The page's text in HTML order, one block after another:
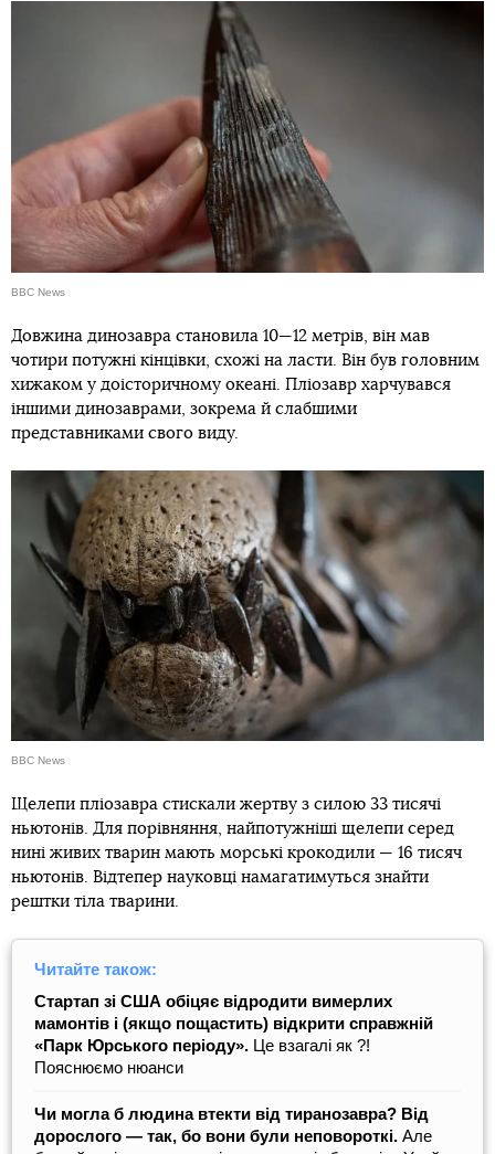
BBC News
Довжина динозавра становила 10—12 метрів, він мав
чотири потужні кінцівки, схожі на ласти. Він був головним
хижаком у доісторичному океані. Пліозавр харчувався
іншими динозаврами, зокрема й слабшими
представниками свого виду.
BBC News
Щелепи пліозавра стискали жертву з силою 33 тисячі
ньютонів. Для порівняння, найпотужніші щелепи серед
нині живих тварин мають морські крокодили — 16 тисяч
ньютонів. Відтепер науковці намагатимуться знайти
рештки тіла тварини.
Читайте також:
Стартап зі США обіцяє відродити вимерлих
мамонтів і (якщо пощастить) відкрити справжній
«Парк Юрського періоду». Це взагалі як ?!
Пояснюємо нюанси
Чи могла б людина втекти від тиранозавра? Від
дорослого — так, бо вони були неповороткі. Але